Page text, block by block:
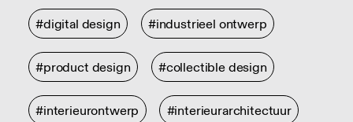
#digital design #industrieel ontwerp
#product design #collectible design
#interieurontwerp #interieurarchitectuur